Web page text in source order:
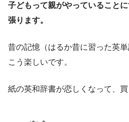
子どもって親がやっていること
張ります。
昔の記憶（はるか昔に習った英
こう楽しいです。
紙の英和辞書が恋しくなって、買